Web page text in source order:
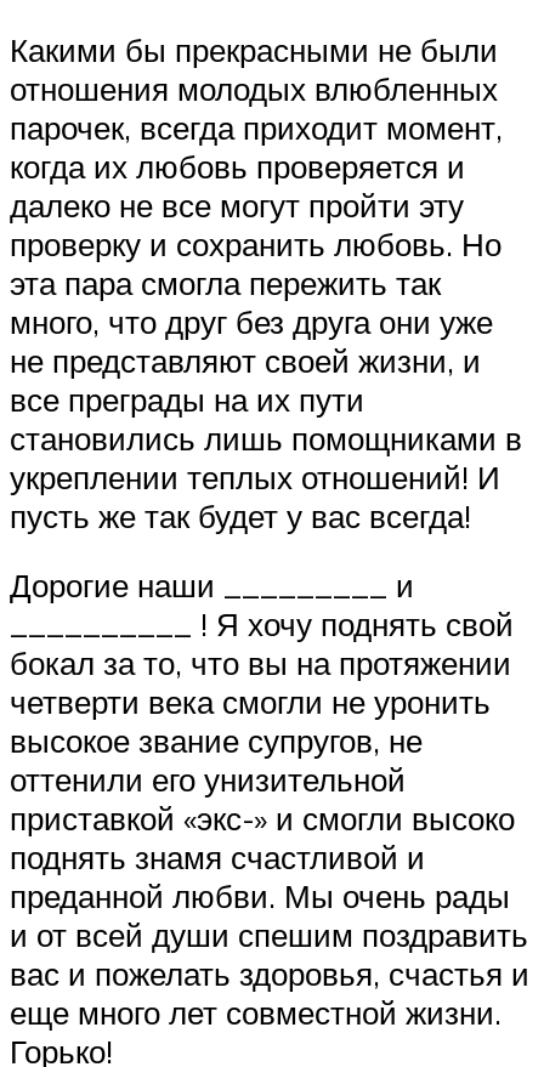
Какими бы прекрасными не были
отношения молодых влюбленных
парочек, всегда приходит момент,
когда их любовь проверяется и
далеко не все могут пройти эту
проверку и сохранить любовь. Но
эта пара смогла пережить так
много, что друг без друга они уже
не представляют своей жизни, и
все преграды на их пути
становились лишь помощниками в
укреплении теплых отношений! И
пусть же так будет у вас всегда!
Дорогие наши _________ и
__________ ! Я хочу поднять свой
бокал за то, что вы на протяжении
четверти века смогли не уронить
высокое звание супругов, не
оттенили его унизительной
приставкой «экс-» и смогли высоко
поднять знамя счастливой и
преданной любви. Мы очень рады
и от всей души спешим поздравить
вас и пожелать здоровья, счастья и
еще много лет совместной жизни.
Горько!